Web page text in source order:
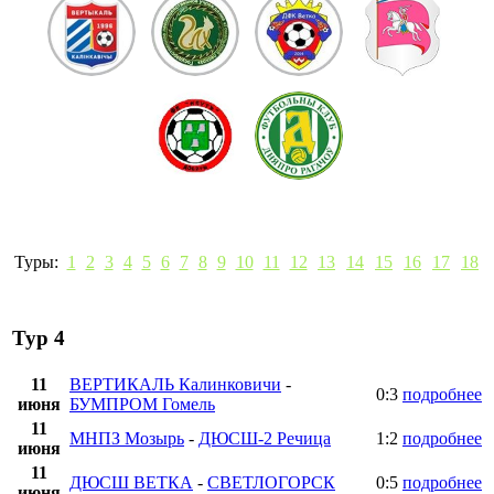
Туры: 1 2 3 4 5 6 7 8 9 10 11 12 13 14 15 16 17 18
Тур 4
11
июня
ВЕРТИКАЛЬ Калинковичи -
БУМПРОМ Гомель
0:3 подробнее
11
июня
МНПЗ Мозырь - ДЮСШ-2 Речица 1:2 подробнее
11
ДЮСШ ВЕТКА - СВЕТЛОГОРСК 0:5 подробнее